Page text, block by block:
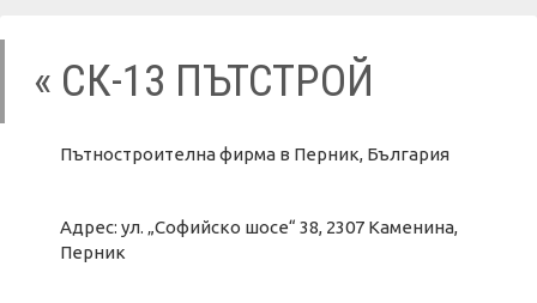
« СК-13 ПЪТСТРОЙ
Пътностроителна фирма в Перник, България
Адрес: ул. „Софийско шосе“ 38, 2307 Каменина,
Перник